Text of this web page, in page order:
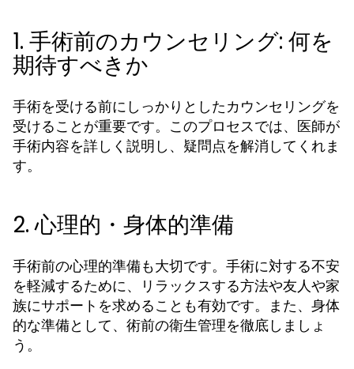
1. 手術前のカウンセリング: 何を
期待すべきか
手術を受ける前にしっかりとしたカウンセリングを
受けることが重要です。このプロセスでは、医師が
手術内容を詳しく説明し、疑問点を解消してくれま
す。
2. 心理的・身体的準備
手術前の心理的準備も大切です。手術に対する不安
を軽減するために、リラックスする方法や友人や家
族にサポートを求めることも有効です。また、身体
的な準備として、術前の衛生管理を徹底しましょ
う。